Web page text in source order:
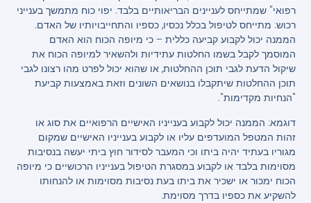
רפואי" שמתייחס לעניינים הבריאותיים בלבד. יפוי כוח מתמשך בענייני
רכוש: מתייחס לטיפול בכלל נכסיו, כספיו והתחייבויותיו של האדם.
הממנה יכול לקבוע קביעה כללית – כי מיופה הכוח הוא האדם
המוסמך לקבל בשמו החלטות עתידיות ולהשאיר למיופה הכוח את
שיקול הדעת לגבי תוכן ההחלטות, או שהוא יכול לפרט מהו רצונו לגבי
תוכן ההחלטות שיתקבלו בנושאים השונים וזאת באמצעות קביעת
"הנחיות מקדימות".
דוגמא: הממנה יכול לקבוע בענייניו האישיים הרפואיים את סוג או
זהות המטפל המועדפים עליו או לקבוע בענייניו האישיים שמקום
מגוריו בעתיד יהיה ביתו וכי המעבר לסידור חוץ ביתי יעשה בנסיבות
מסוימות בלבד או לקבוע במסגרת הטיפול בענייניו הרכושיים כי מיופה
הכוח ימכור או ישכיר את ביתו בעת נסיבות מסוימות או להנחותו
להשקיע את כספיו בדרך מסוימת.